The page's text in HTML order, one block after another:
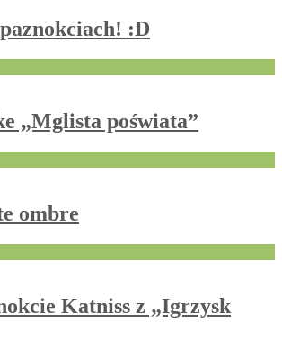
:D
„Mglista poświata”
ombre
Katniss z „Igrzysk